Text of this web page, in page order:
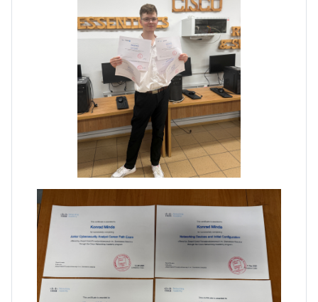
Zakończenie praktyk w
Portugalii
Rozpoczęcie kampanii „Gotowi
na kryzys” w ZSP w Iłży
Pierwszy tydzień praktyk